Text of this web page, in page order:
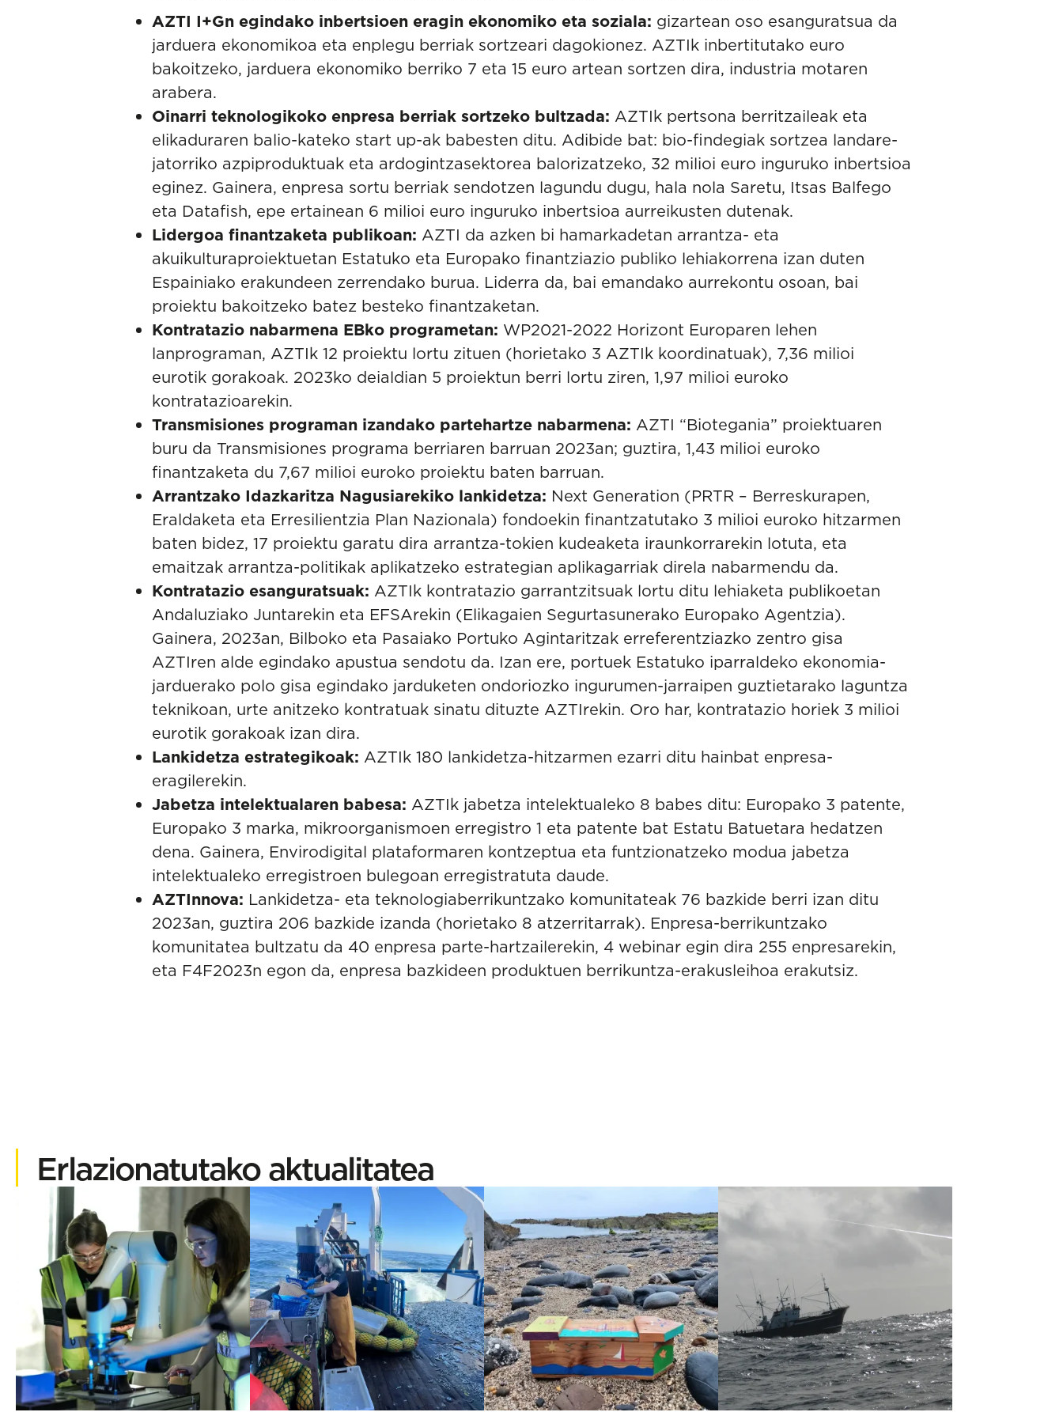
AZTI I+Gn egindako inbertsioen eragin ekonomiko eta soziala: gizartean oso esanguratsua da
jarduera ekonomikoa eta enplegu berriak sortzeari dagokionez. AZTIk inbertitutako euro
bakoitzeko, jarduera ekonomiko berriko 7 eta 15 euro artean sortzen dira, industria motaren
arabera.
Oinarri teknologikoko enpresa berriak sortzeko bultzada: AZTIk pertsona berritzaileak eta
elikaduraren balio-kateko start up-ak babesten ditu. Adibide bat: bio-findegiak sortzea landare-
jatorriko azpiproduktuak eta ardogintzasektorea balorizatzeko, 32 milioi euro inguruko inbertsioa
eginez. Gainera, enpresa sortu berriak sendotzen lagundu dugu, hala nola Saretu, Itsas Balfego
eta Datafish, epe ertainean 6 milioi euro inguruko inbertsioa aurreikusten dutenak.
Lidergoa finantzaketa publikoan: AZTI da azken bi hamarkadetan arrantza- eta
akuikulturaproiektuetan Estatuko eta Europako finantziazio publiko lehiakorrena izan duten
Espainiako erakundeen zerrendako burua. Liderra da, bai emandako aurrekontu osoan, bai
proiektu bakoitzeko batez besteko finantzaketan.
Kontratazio nabarmena EBko programetan: WP2021-2022 Horizont Europaren lehen
lanprograman, AZTIk 12 proiektu lortu zituen (horietako 3 AZTIk koordinatuak), 7,36 milioi
eurotik gorakoak. 2023ko deialdian 5 proiektun berri lortu ziren, 1,97 milioi euroko
kontratazioarekin.
Transmisiones programan izandako partehartze nabarmena: AZTI “Biotegania” proiektuaren
buru da Transmisiones programa berriaren barruan 2023an; guztira, 1,43 milioi euroko
finantzaketa du 7,67 milioi euroko proiektu baten barruan.
Arrantzako Idazkaritza Nagusiarekiko lankidetza: Next Generation (PRTR – Berreskurapen,
Eraldaketa eta Erresilientzia Plan Nazionala) fondoekin finantzatutako 3 milioi euroko hitzarmen
baten bidez, 17 proiektu garatu dira arrantza-tokien kudeaketa iraunkorrarekin lotuta, eta
emaitzak arrantza-politikak aplikatzeko estrategian aplikagarriak direla nabarmendu da.
Kontratazio esanguratsuak: AZTIk kontratazio garrantzitsuak lortu ditu lehiaketa publikoetan
Andaluziako Juntarekin eta EFSArekin (Elikagaien Segurtasunerako Europako Agentzia).
Gainera, 2023an, Bilboko eta Pasaiako Portuko Agintaritzak erreferentziazko zentro gisa
AZTIren alde egindako apustua sendotu da. Izan ere, portuek Estatuko iparraldeko ekonomia-
jarduerako polo gisa egindako jarduketen ondoriozko ingurumen-jarraipen guztietarako laguntza
teknikoan, urte anitzeko kontratuak sinatu dituzte AZTIrekin. Oro har, kontratazio horiek 3 milioi
eurotik gorakoak izan dira.
Lankidetza estrategikoak: AZTIk 180 lankidetza-hitzarmen ezarri ditu hainbat enpresa-
eragilerekin.
Jabetza intelektualaren babesa: AZTIk jabetza intelektualeko 8 babes ditu: Europako 3 patente,
Europako 3 marka, mikroorganismoen erregistro 1 eta patente bat Estatu Batuetara hedatzen
dena. Gainera, Envirodigital plataformaren kontzeptua eta funtzionatzeko modua jabetza
intelektualeko erregistroen bulegoan erregistratuta daude.
AZTInnova: Lankidetza- eta teknologiaberrikuntzako komunitateak 76 bazkide berri izan ditu
2023an, guztira 206 bazkide izanda (horietako 8 atzerritarrak). Enpresa-berrikuntzako
komunitatea bultzatu da 40 enpresa parte-hartzailerekin, 4 webinar egin dira 255 enpresarekin,
eta F4F2023n egon da, enpresa bazkideen produktuen berrikuntza-erakusleihoa erakutsiz.
Erlazionatutako aktualitatea